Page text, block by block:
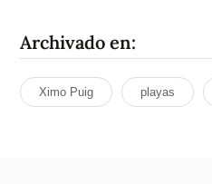
Archivado en:
Ximo Puig playas